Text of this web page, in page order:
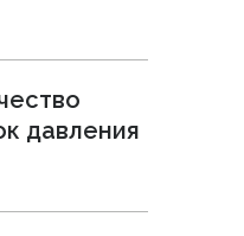
давления